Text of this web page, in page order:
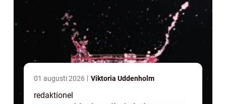
01 augusti 2026 Viktoria Uddenholm
redaktionel